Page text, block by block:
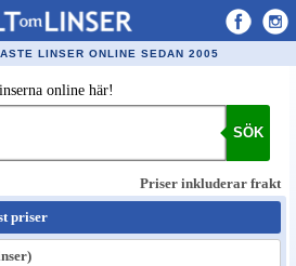
LINSER ONLINE SEDAN 2005
online här!
SÖK
Priser inkluderar frakt
priser